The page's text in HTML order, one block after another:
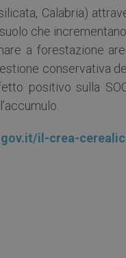
Calabria)
che
a forestazione
conservativa
positivo sulla
il-crea-